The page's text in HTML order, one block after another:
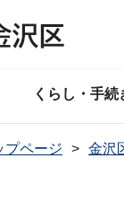
くらし・手続
プページ 金沢